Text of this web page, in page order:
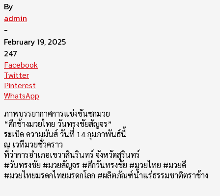
By
admin
-
February 19, 2025
247
Facebook
Twitter
Pinterest
WhatsApp
ภาพบรรยากาศการแข่งขันชกมวย
“ศึกช้างมวยไทย วันทรงชัยสัญจร”
ระเบิด ความมันส์ วันที่ 14 กุมภาพันธ์นี้
ณ เวทีมวยชั่วคราว
ที่ว่าการอำเภอเขวาสินรินทร์ จังหวัดสุรินทร์
#วันทรงชัย #มวยสัญจร #ศึกวันทรงชัย #มวยไทย #มวยดี
#มวยไทยมรดกไทยมรดกโลก #ผลิตภัณฑ์น้ำแร่ธรรมชาติตราช้าง